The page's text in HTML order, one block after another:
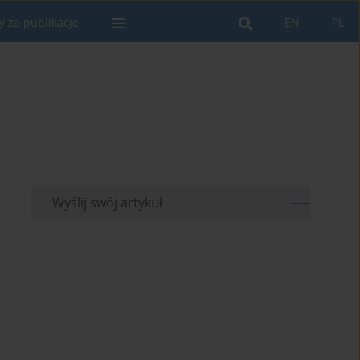
PL
EN
za publikacje
Wyślij swój artykuł